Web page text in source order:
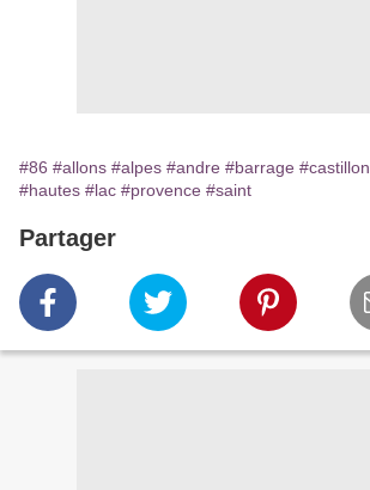
#86 #allons #alpes #andre #barrage #castillon
#hautes #lac #provence #saint
Partager